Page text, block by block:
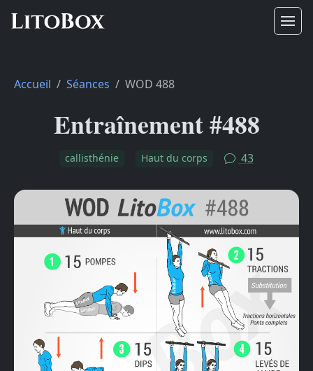
Accueil Séances WOD 488
Entraînement #488
callisthénie Haut du corps 43